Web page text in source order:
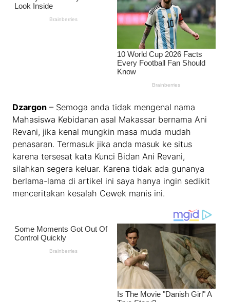
Dzargon – Semoga anda tidak mengenal nama
Mahasiswa Kebidanan asal Makassar bernama Ani
Revani, jika kenal mungkin masa muda mudah
penasaran. Termasuk jika anda masuk ke situs
karena tersesat kata Kunci Bidan Ani Revani,
silahkan segera keluar. Karena tidak ada gunanya
berlama-lama di artikel ini saya hanya ingin sedikit
menceritakan kesalah Cewek manis ini.